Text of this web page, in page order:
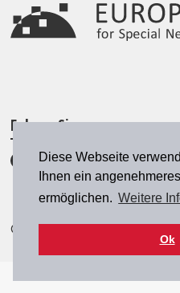
Diese Webseite
Ihnen ein
ermöglichen. Weitere
Ok
Folgen Sie uns
© 2026 SZH/CSPS|